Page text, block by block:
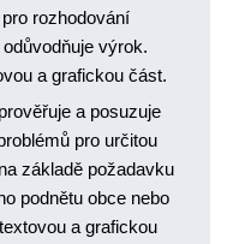
rozhodování
výrok.
a grafickou část.
a posuzuje
pro určitou
základě požadavku
podnětu obce nebo
a grafickou